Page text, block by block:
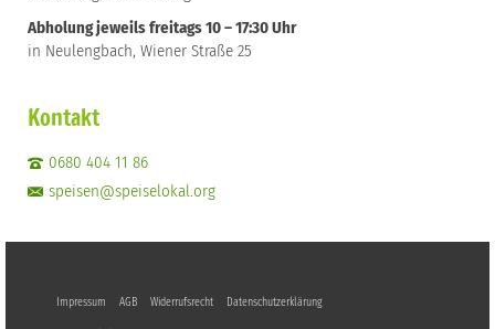
Abholung jeweils freitags 10 – 17:30 Uhr
in Neulengbach, Wiener Straße 25
Kontakt
0680 404 11 86
speisen@speiselokal.org
Impressum AGB Widerrufsrecht Datenschutzerklärung